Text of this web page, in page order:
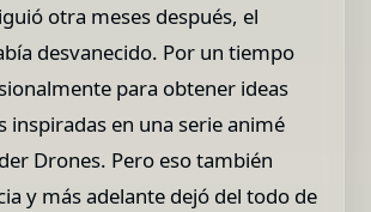
otra meses después, el
desvanecido. Por un tiempo
para obtener ideas
inspiradas en una serie animé
Drones. Pero eso también
y más adelante dejó del todo de